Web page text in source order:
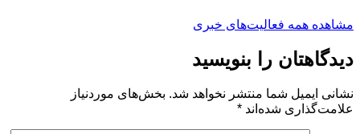
مشاهده همه فعالیت‌های خبری
دیدگاهتان را بنویسید
نشانی ایمیل شما منتشر نخواهد شد. بخش‌های موردنیاز
علامت‌گذاری شده‌اند *